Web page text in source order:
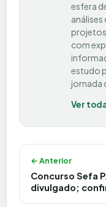
esfera
análises
projetos
com
estudo
jornada
Ver
Navegação
← Anterior
Concurso Sefa
divulgado;